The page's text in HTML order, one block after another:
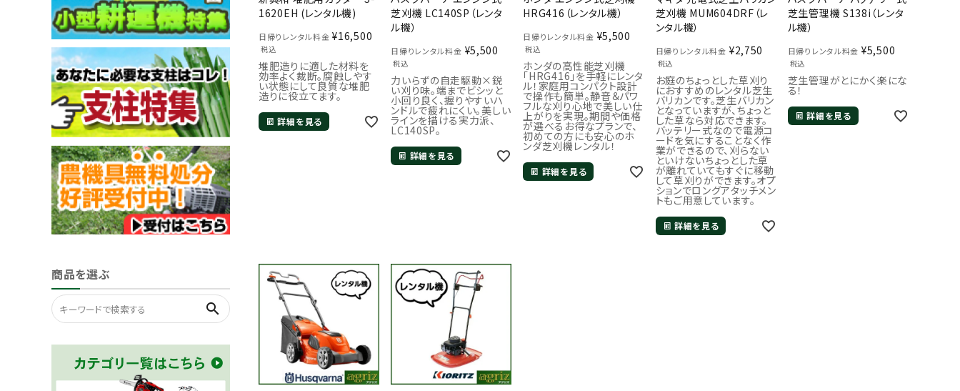
商品を選ぶ
search
1620EH (レンタル機)
日帰りレンタル料金 ¥16,500
税込
堆肥造りに適した材料を
効率よく裁断。腐蝕しやす
い状態にして良質な堆肥
造りに役立てます。
詳細を見る
芝刈機 LC140SP（レンタ
ル機）
日帰りレンタル料金 ¥5,500
税込
力いらずの自走駆動×鋭
い刈り味。端までビシッと
小回り良く、握りやすいハ
ンドルで疲れにくい。美しい
ラインを描ける実力派、
LC140SP。
詳細を見る
HRG416（レンタル機）
日帰りレンタル料金 ¥5,500
税込
ホンダの高性能芝刈機
「HRG416」を手軽にレンタ
ル！家庭用コンパクト設計
で操作も簡単。静音＆パワ
フルな刈り心地で美しい仕
上がりを実現。期間や価格
が選べるお得なプランで、
初めての方にも安心のホ
ンダ芝刈機レンタル！
詳細を見る
芝刈機 MUM604DRF（レ
ンタル機）
日帰りレンタル料金 ¥2,750
税込
お庭のちょっとした草刈り
におすすめのレンタル芝生
バリカンです。芝生バリカン
となっていますが、ちょっと
した草なら対応できます。
バッテリー式なので電源コ
ードを気にすることなく作
業ができるので、刈らない
といけないちょっとした草
が離れていてもすぐに移動
して草刈りができます。オプ
ションでロングアタッチメン
トもご用意しています。
詳細を見る
芝生管理機 S138i（レンタ
ル機）
日帰りレンタル料金 ¥5,500
税込
芝生管理がとにかく楽にな
る！
詳細を見る